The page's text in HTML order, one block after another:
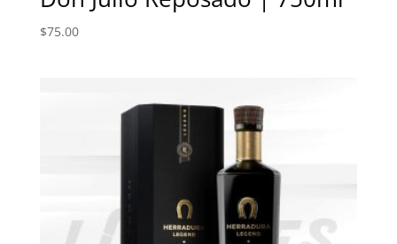
$75.00